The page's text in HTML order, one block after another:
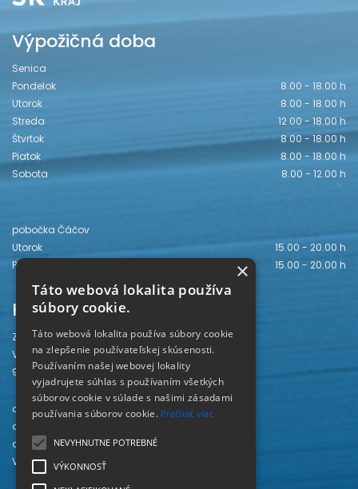
Výpožičná doba
Senica
Pondelok
8.00 - 18.00 h
Utorok
8.00 - 18.00 h
Streda
12.00 - 18.00 h
Štvrtok
8.00 - 18.00 h
Piatok
8.00 - 18.00 h
Sobota
8.00 - 12.00 h
pobočka Čáčov
Utorok
15.00 - 20.00 h
Piatok
15.00 - 20.00 h
Kontakt
Záhorská knižnica
Vajanského 28
905 01 Senica
odd. beletrie 034/654 3780
odd. odbornej literatúry 034/651 2710
odd. pre deti a mládež 034/654 6519
Viac kontaktov nájdete
×
Táto webová lokalita používa
súbory cookie.
Táto webová lokalita používa súbory cookie
na zlepšenie používateľskej skúsenosti.
Používaním našej webovej lokality
vyjadrujete súhlas s používaním všetkých
súborov cookie v súlade s našimi zásadami
používania súborov cookie. Prečítať viac
NEVYHNUTNE POTREBNÉ
VÝKONNOSŤ